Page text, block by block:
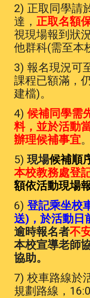
2) 正取同學請
達，正取名額
視現場報到狀
他群科(需至本
3) 報名現況可
課程已額滿，
建檔)。
4)候補同學需
料，並於活動
辦理候補事宜。
5)現場候補順
本校教務處登
額依活動現場
6)登記乘坐校
送)，於活動日
逾時報名者不
本校宣導老師
協助。
7) 校車路線於
規劃路線，